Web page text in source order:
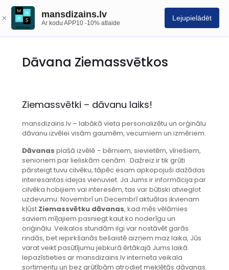
mansdizains.lv
Ar kodu APP10 -10% atlaide
Lejupielādēt
Dāvana Ziemassvētkos
Ziemassvētki – dāvanu laiks!
mansdizains.lv – labākā vieta personalizētu un orģinālu
dāvanu izvēlei visām gaumēm, vecumiem un izmēriem.
Dāvanas plašā izvēlē – bērniem, sievietēm, vīriešiem,
senioriem par lieliskām cenām. Dažreiz ir tik grūti
pārsteigt tuvu cilvēku, tāpēc esam apkopojuši dažādas
interesantas idejas vienuviet. Ja Jums ir informācija par
cilvēka hobijiem vai interesēm, tas var būtiski atvieglot
uzdevumu. Novembrī un Decembrī aktuālas ikvienam
kļūst Ziemassvētku dāvanas, kad mēs vēlāmies
saviem mīļajiem pasniegt kaut ko noderīgu un
oriģinālu. Veikalos stundām ilgi var nostāvēt garās
rindās, bet iepirkšanās tiešaistē aizņem maz laika, Jūs
varat veikt pasūtījumu jebkurā ērtākajā Jums laikā.
Iepazīstieties ar mansdizains.lv interneta veikala
sortimentu un bez grūtībām atrodiet meklētās dāvanas.